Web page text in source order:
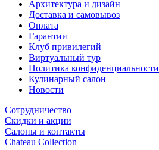
Архитектура и дизайн
Доставка и самовывоз
Оплата
Гарантии
Клуб привилегий
Виртуальный тур
Политика конфиденциальности
Кулинарный салон
Новости
Сотрудничество
Скидки и акции
Салоны и контакты
Chateau Collection